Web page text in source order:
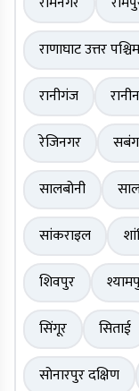
राणाघाट उत्तर पश्चिम
रानीगंज
रेजिनगर
सबंग
सालबोनी
सांकराइल
शिवपुर
सिंगूर
सिताई
सोनारपुर दक्षिण